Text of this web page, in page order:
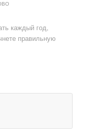
каждый год,
правильную